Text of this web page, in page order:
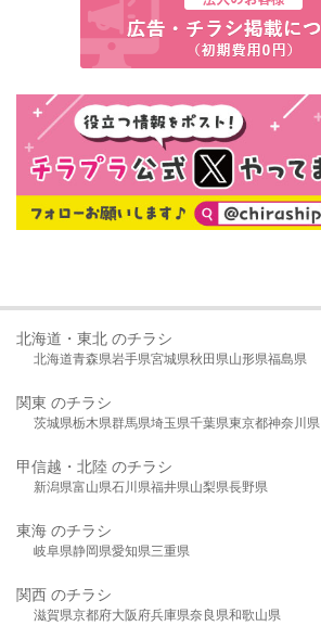
北海道・東北 のチラシ
北海道青森県岩手県宮城県秋田県山形県福島県
関東 のチラシ
茨城県栃木県群馬県埼玉県千葉県東京都神奈川県
甲信越・北陸 のチラシ
新潟県富山県石川県福井県山梨県長野県
東海 のチラシ
岐阜県静岡県愛知県三重県
関西 のチラシ
滋賀県京都府大阪府兵庫県奈良県和歌山県